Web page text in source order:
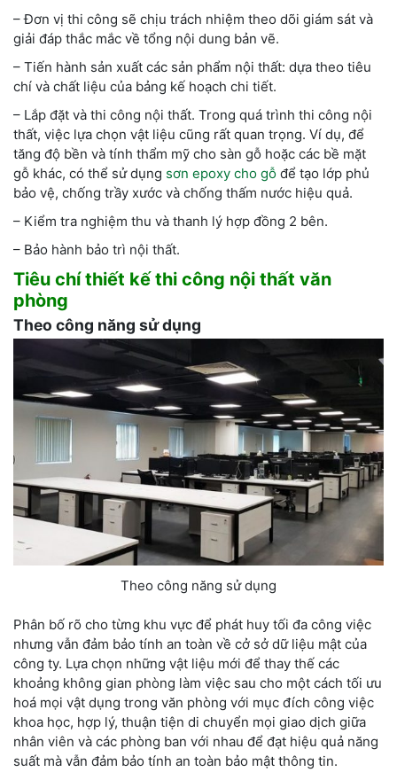
– Đơn vị thi công sẽ chịu trách nhiệm theo dõi giám sát và
giải đáp thắc mắc về tổng nội dung bản vẽ.
– Tiến hành sản xuất các sản phẩm nội thất: dựa theo tiêu
chí và chất liệu của bảng kế hoạch chi tiết.
– Lắp đặt và thi công nội thất. Trong quá trình thi công nội
thất, việc lựa chọn vật liệu cũng rất quan trọng. Ví dụ, để
tăng độ bền và tính thẩm mỹ cho sàn gỗ hoặc các bề mặt
gỗ khác, có thể sử dụng sơn epoxy cho gỗ để tạo lớp phủ
bảo vệ, chống trầy xước và chống thấm nước hiệu quả.
– Kiểm tra nghiệm thu và thanh lý hợp đồng 2 bên.
– Bảo hành bảo trì nội thất.
Tiêu chí thiết kế thi công nội thất văn
phòng
Theo công năng sử dụng
Theo công năng sử dụng
Phân bố rõ cho từng khu vực để phát huy tối đa công việc
nhưng vẫn đảm bảo tính an toàn về cở sở dữ liệu mật của
công ty. Lựa chọn những vật liệu mới để thay thế các
khoảng không gian phòng làm việc sau cho một cách tối ưu
hoá mọi vật dụng trong văn phòng với mục đích công việc
khoa học, hợp lý, thuận tiện di chuyển mọi giao dịch giữa
nhân viên và các phòng ban với nhau để đạt hiệu quả năng
suất mà vẫn đảm bảo tính an toàn bảo mật thông tin.